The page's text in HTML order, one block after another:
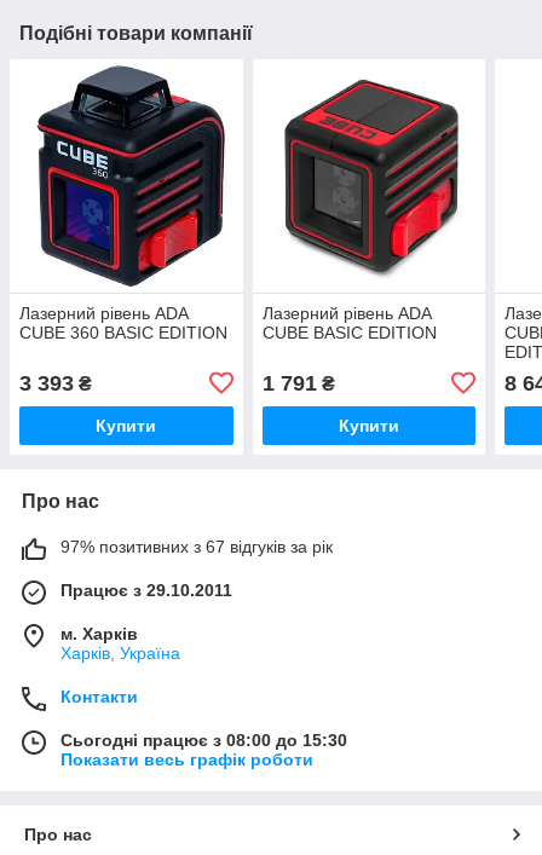
Подібні товари компанії
Лазерний рівень ADA
CUBE 360 BASIC EDITION
3 393 ₴
Купити
Лазерний рівень ADA
CUBE BASIC EDITION
1 791₴
Купити
8
Про нас
97% позитивних з 67 відгуків за рік
Працює з 29.10.2011
м. Харків
Харків, Україна
Контакти
Сьогодні працює з 08:00 до 15:30
Показати весь графік роботи
Про нас